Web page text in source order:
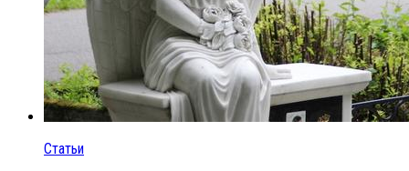
Статьи